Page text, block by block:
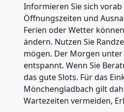
Informieren Sie sich
Öffnungszeiten und
Ferien oder Wetter
ändern. Nutzen Sie
mögen. Der Morgen
entspannt. Wenn Sie
das gute Slots. Für das
Mönchengladbach gilt
Wartezeiten vermeiden,